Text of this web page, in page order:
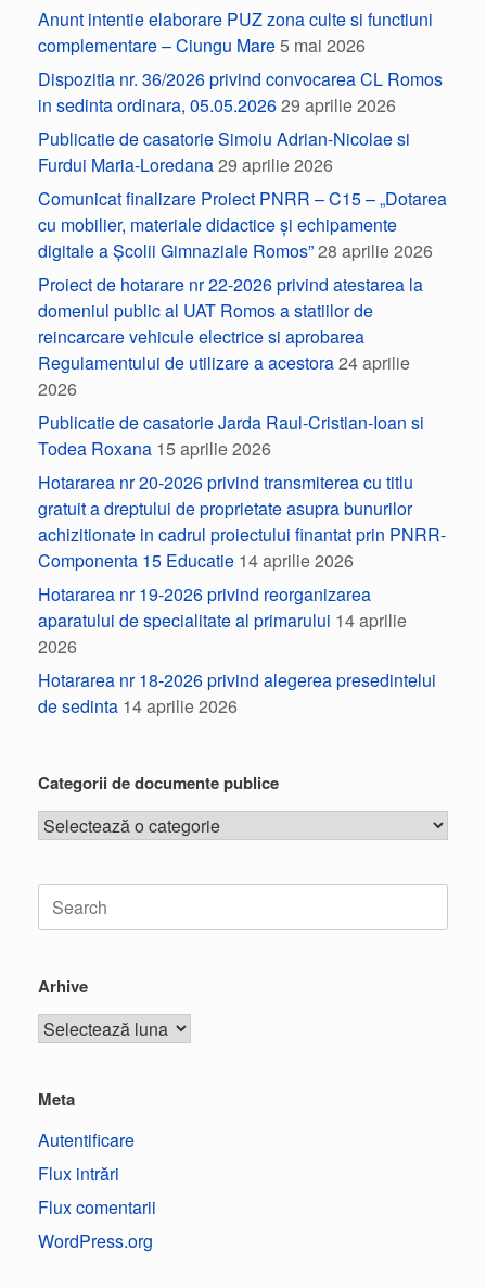
Anunt intentie elaborare PUZ zona culte si functiuni
complementare – Ciungu Mare5 mai 2026
Dispozitia nr. 36/2026 privind convocarea CL Romos
in sedinta ordinara, 05.05.202629 aprilie 2026
Publicatie de casatorie Simoiu Adrian-Nicolae si
Furdui Maria-Loredana29 aprilie 2026
Comunicat finalizare Proiect PNRR – C15 – „Dotarea
cu mobilier, materiale didactice și echipamente
digitale a Școlii Gimnaziale Romos”28 aprilie 2026
Proiect de hotarare nr 22-2026 privind atestarea la
domeniul public al UAT Romos a statiilor de
reincarcare vehicule electrice si aprobarea
Regulamentului de utilizare a acestora24 aprilie
2026
Publicatie de casatorie Jarda Raul-Cristian-Ioan si
Todea Roxana 15 aprilie 2026
Hotararea nr 20-2026 privind transmiterea cu titlu
gratuit a dreptului de proprietate asupra bunurilor
achizitionate in cadrul proiectului finantat prin PNRR-
Componenta 15 Educatie 14 aprilie 2026
Hotararea nr 19-2026 privind reorganizarea
aparatului de specialitate al primarului 14 aprilie
2026
Hotararea nr 18-2026 privind alegerea presedintelui
de sedinta 14 aprilie 2026
Categorii de documente publice
Arhive
Meta
Autentificare
Flux intrări
Flux comentarii
WordPress.org